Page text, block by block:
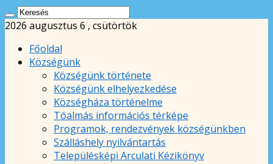
2026 augusztus 6 , csütörtök
Főoldal
Községünk
Községünk története
Községünk elhelyezkedése
Községháza történelme
Tóalmás információs térképe
Programok, rendezvények községünkben
Szálláshely nyilvántartás
Településképi Arculati Kézikönyv